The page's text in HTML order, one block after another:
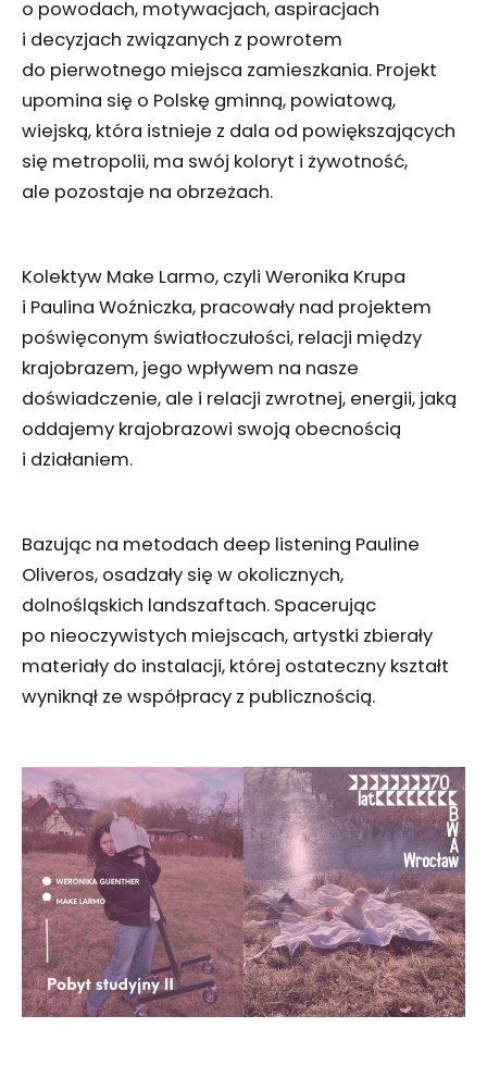
o powodach, motywacjach, aspiracjach
i decyzjach związanych z powrotem
do pierwotnego miejsca zamieszkania. Projekt
upomina się o Polskę gminną, powiatową,
wiejską, która istnieje z dala od powiększających
się metropolii, ma swój koloryt i żywotność,
ale pozostaje na obrzeżach.
Kolektyw Make Larmo, czyli Weronika Krupa
i Paulina Woźniczka, pracowały nad projektem
poświęconym światłoczułości, relacji między
krajobrazem, jego wpływem na nasze
doświadczenie, ale i relacji zwrotnej, energii, jaką
oddajemy krajobrazowi swoją obecnością
i działaniem.
Bazując na metodach deep listening Pauline
Oliveros, osadzały się w okolicznych,
dolnośląskich landszaftach. Spacerując
po nieoczywistych miejscach, artystki zbierały
materiały do instalacji, której ostateczny kształt
wyniknął ze współpracy z publicznością.